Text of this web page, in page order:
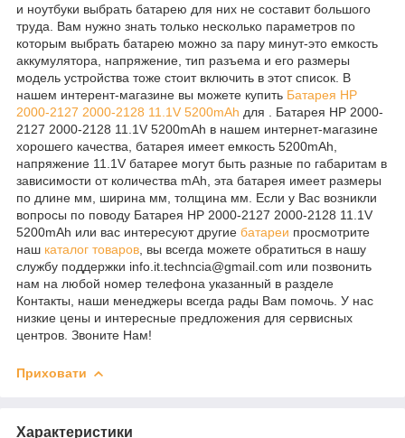
и ноутбуки выбрать батарею для них не составит большого
труда. Вам нужно знать только несколько параметров по
которым выбрать батарею можно за пару минут-это емкость
аккумулятора, напряжение, тип разъема и его размеры
модель устройства тоже стоит включить в этот список. В
нашем интерент-магазине вы можете купить Батарея HP
2000-2127 2000-2128 11.1V 5200mAh для . Батарея HP 2000-
2127 2000-2128 11.1V 5200mAh в нашем интернет-магазине
хорошего качества, батарея имеет емкость 5200mAh,
напряжение 11.1V батарее могут быть разные по габаритам в
зависимости от количества mAh, эта батарея имеет размеры
по длине мм, ширина мм, толщина мм. Если у Вас возникли
вопросы по поводу Батарея HP 2000-2127 2000-2128 11.1V
5200mAh или вас интересуют другие батареи просмотрите
наш каталог товаров , вы всегда можете обратиться в нашу
службу поддержки info.it.techncia@gmail.com или позвонить
нам на любой номер телефона указанный в разделе
Контакты, наши менеджеры всегда рады Вам помочь. У нас
низкие цены и интересные предложения для сервисных
центров. Звоните Нам!
Приховати
Характеристики